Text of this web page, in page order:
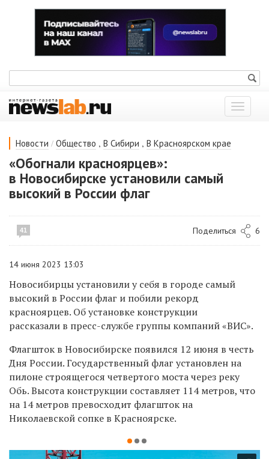
Показать
меню
Новости / Общество , В Сибири , В Красноярском крае
«Обогнали красноярцев»:
в Новосибирске установили самый
высокий в России флаг
41 Поделиться 6
14 июня 2023 13:03
Новосибирцы установили у себя в городе самый
высокий в России флаг и побили рекорд
красноярцев. Об установке конструкции
рассказали в пресс-службе группы компаний «ВИС».
Флагшток в Новосибирске появился 12 июня в честь
Дня России. Государственный флаг установлен на
пилоне строящегося четвертого моста через реку
Обь. Высота конструкции составляет 114 метров, что
на 14 метров превосходит флагшток на
Николаевской сопке в Красноярске.